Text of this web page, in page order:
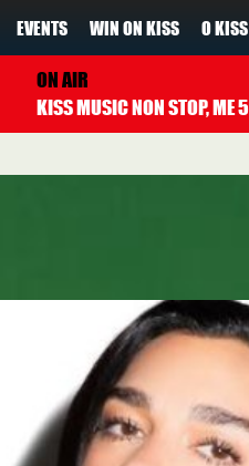
EVENTS WIN ON KISS Ο KISS
ON AIR